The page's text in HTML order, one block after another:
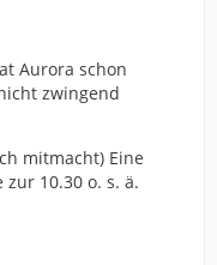
Aurora schon
zwingend
mitmacht) Eine
10.30 o. s. ä.